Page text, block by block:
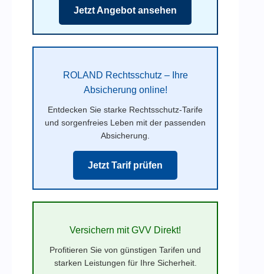
Jetzt Angebot ansehen
ROLAND Rechtsschutz – Ihre
Absicherung online!
Entdecken Sie starke Rechtsschutz-Tarife
und sorgenfreies Leben mit der passenden
Absicherung.
Jetzt Tarif prüfen
Versichern mit GVV Direkt!
Profitieren Sie von günstigen Tarifen und
starken Leistungen für Ihre Sicherheit.